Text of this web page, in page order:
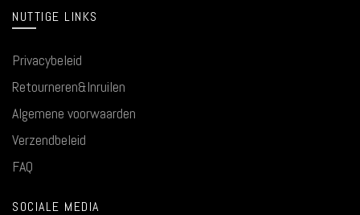
NUTTIGE LINKS
Privacybeleid
Retourneren&Inruilen
Algemene voorwaarden
Verzendbeleid
FAQ
SOCIALE MEDIA